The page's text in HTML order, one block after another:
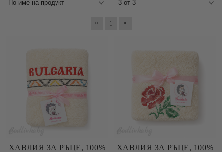
« 1 »
ХАВЛИЯ ЗА РЪЦЕ, 100%
ХАВЛИЯ ЗА РЪЦЕ, 100%